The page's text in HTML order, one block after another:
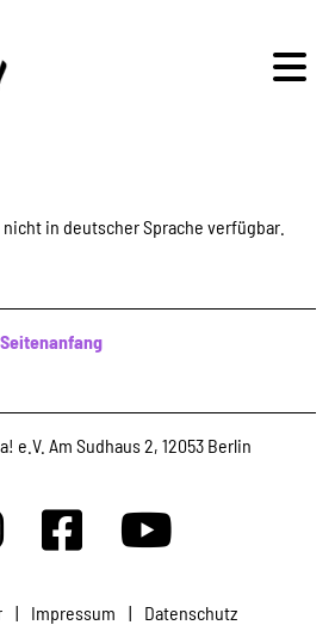
in deutscher Sprache verfügbar.
e.V. Am Sudhaus 2, 12053 Berlin
| Impressum | Datenschutz